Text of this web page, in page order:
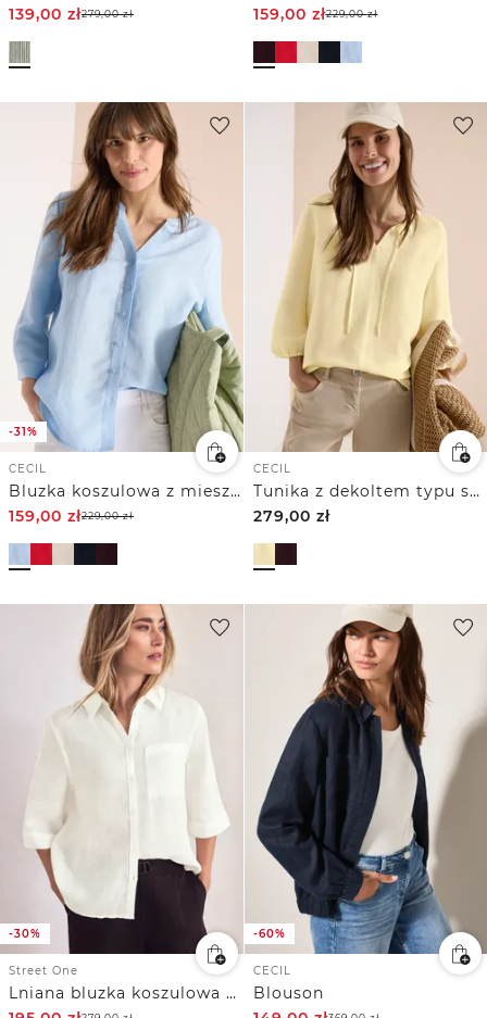
139,00 zł279,00zł
159,00 zł229,00zł
-31%
CECIL
Bluzka koszulowa z mieszanką lnu z rękawem 3/4
159,00 zł229,00zł
CECIL
Tunika z dekoltem typu split neck z mieszanki lnu
279,00 zł
-30%
Street One
Lniana bluzka koszulowa z rękawem 3/4
-60%
CECIL
Blouson